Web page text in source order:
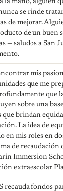
la mano, alguien
se rinde
de mejorar.
de un buen
— saludos a San
mis
que me
que
sobre una
que brindan
La idea de
en mis roles en
de recaudación
Immersion
extraescolar
recauda fondos